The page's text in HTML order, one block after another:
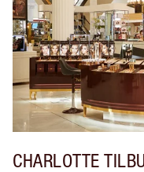
CHARLOTTE